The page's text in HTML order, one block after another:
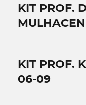
KIT PROF.
KIT PROF.
06-09